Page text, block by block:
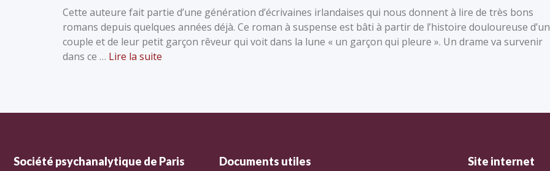
Cette auteure fait partie d’une génération d’écrivaines irlandaises qui nous donnent à lire de très bons
romans depuis quelques années déjà. Ce roman à suspense est bâti à partir de l’histoire douloureuse d’un
couple et de leur petit garçon rêveur qui voit dans la lune « un garçon qui pleure ». Un drame va survenir
dans ce … Lire la suite
Société psychanalytique de Paris Documents utiles Site internet